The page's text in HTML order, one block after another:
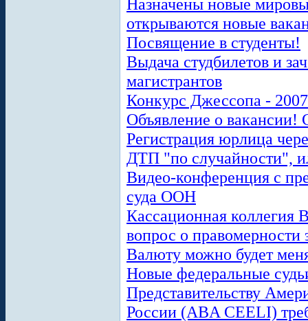
открываются новые
Посвящение в студенты!
Выдача студбилетов и
магистрантов
Конкурс Джессопа -
Объявление о вакансии!
Регистрация юрлица
ДТП "по случайности",
Видео-конференция с
суда ООН
Кассационная коллегия
вопрос о правомерности
Валюту можно будет
Новые федеральные
Представительству
России (ABA CEELI)